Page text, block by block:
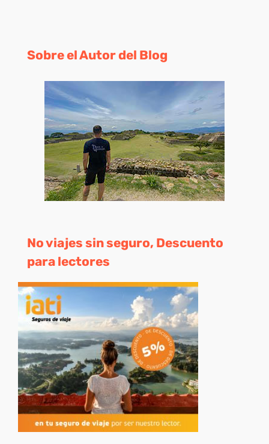
Sobre el Autor del Blog
No viajes sin seguro, Descuento
para lectores